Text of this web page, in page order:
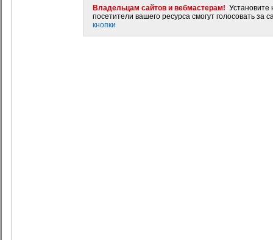
Владельцам сайтов и вебмастерам! Установите
посетители вашего ресурса смогут голосовать за
кнопки